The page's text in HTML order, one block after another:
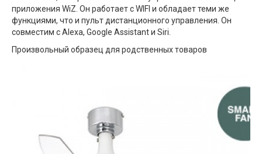
приложения WiZ. Он работает с WIFI и обладает теми же
функциями, что и пульт дистанционного управления. Он
совместим с Alexa, Google Assistant и Siri.
Произвольный образец для родственных товаров